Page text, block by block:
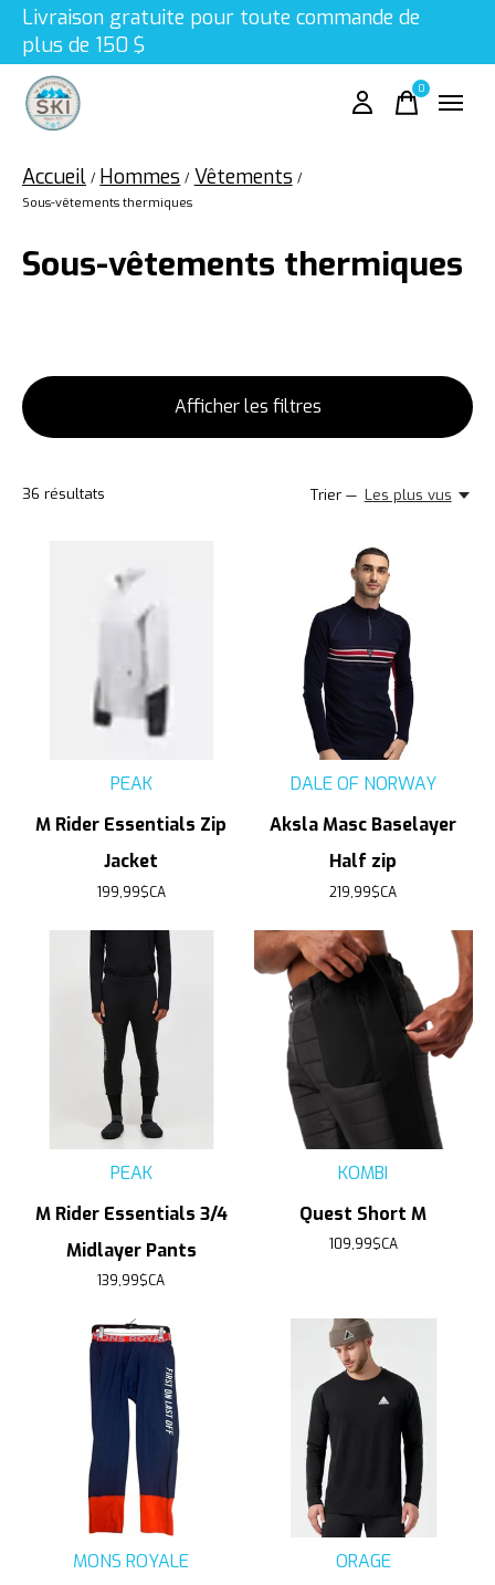
Livraison gratuite pour toute commande de
plus de 150 $
0items
Accueil / Hommes / Vêtements /
Sous-vêtements thermiques
Sous-vêtements thermiques
Afficher les filtres
36 résultats Trier — Les plus vus
PEAK
M Rider Essentials Zip
Jacket
199,99$CA
DALE OF NORWAY
Aksla Masc Baselayer
Half zip
219,99$CA
PEAK
M Rider Essentials 3/4
Midlayer Pants
139,99$CA
KOMBI
Quest Short M
109,99$CA
MONS ROYALE
ORAGE